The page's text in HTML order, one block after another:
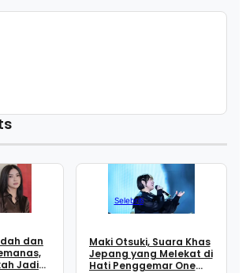
dan
Jadi
Selebriti
Maki Otsuki, Suara Khas
Jepang yang Melekat di
Hati Penggemar One